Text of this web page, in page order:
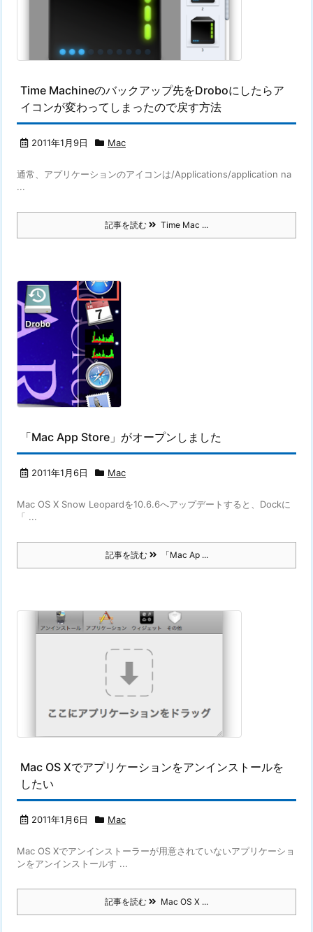
Time Machineのバックアップ先をDroboにしたらア
イコンが変わってしまったので戻す方法
2011年1月9日 Mac
通常、アプリケーションのアイコンは/Applications/application na
...
記事を読む Time Mac ...
「Mac App Store」がオープンしました
2011年1月6日 Mac
Mac OS X Snow Leopardを10.6.6へアップデートすると、Dockに
「 ...
記事を読む 「Mac Ap ...
Mac OS Xでアプリケーションをアンインストールを
したい
2011年1月6日 Mac
Mac OS Xでアンインストーラーが用意されていないアプリケーショ
ンをアンインストールす ...
記事を読む Mac OS X ...